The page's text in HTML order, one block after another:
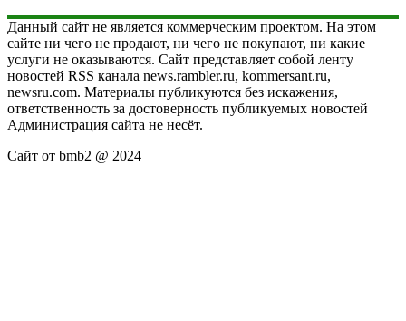
Данный сайт не является коммерческим проектом. На этом
сайте ни чего не продают, ни чего не покупают, ни какие
услуги не оказываются. Сайт представляет собой ленту
новостей RSS канала news.rambler.ru, kommersant.ru,
newsru.com. Материалы публикуются без искажения,
ответственность за достоверность публикуемых новостей
Администрация сайта не несёт.
Сайт от bmb2 @ 2024